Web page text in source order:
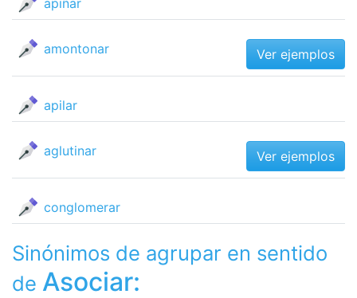
apiñar
amontonar Ver ejemplos
apilar
aglutinar Ver ejemplos
conglomerar
Sinónimos de agrupar en sentido
de Asociar: